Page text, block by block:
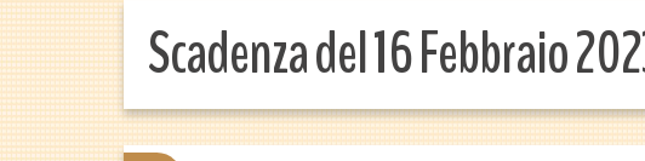
Scadenza del 16 Febbraio